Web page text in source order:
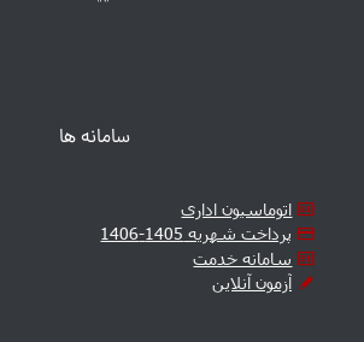
سامانه ها
اتوماسیون اداری
پرداخت شهریه 1405-1406
سامانه خدمت
آزمون آنلاین